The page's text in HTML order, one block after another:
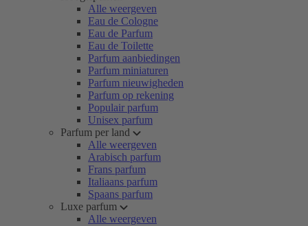
Alle weergeven
Eau de Cologne
Eau de Parfum
Eau de Toilette
Parfum aanbiedingen
Parfum miniaturen
Parfum nieuwigheden
Parfum op rekening
Populair parfum
Unisex parfum
Parfum per land
Alle weergeven
Arabisch parfum
Frans parfum
Italiaans parfum
Spaans parfum
Luxe parfum
Alle weergeven